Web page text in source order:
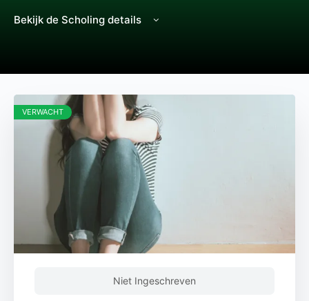
Bekijk de Scholing details
VERWACHT
Niet Ingeschreven